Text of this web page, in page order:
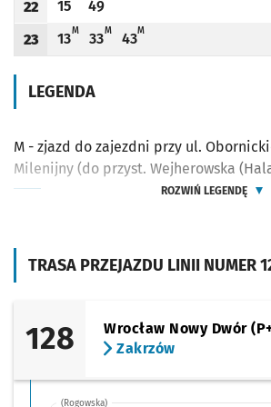
TRASA PRZEJAZDU LINII NUMER
128
Wrocław Nowy Dwór
Zakrzów
(Rogowska)
Godzina odjazdu
22
Odjazd
15
minut po godzinie 22
Odjazd
49
minut po godzinie 22
Godzina odjazdu
23
Odjazd
13
minut po godzinie 23
MM - ZJAZD DO ZAJEZDNI PRZY UL.
Odjazd
33
minut po godzinie 23
MM - ZJAZD DO ZAJEZDNI PRZY UL.
Odjazd
43
minut po godzinie 23
MM - ZJAZD DO ZAJEZDNI PRZY
LEGENDA
M - zjazd do zajezdni przy ul.
Milenijny (do przyst. Wejherowska
ROZWIŃ LEGENDĘ